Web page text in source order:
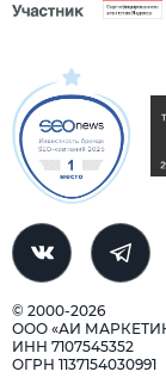
© 2000-2026
ООО «АИ
ИНН 7107545352
ОГРН 1137154030991